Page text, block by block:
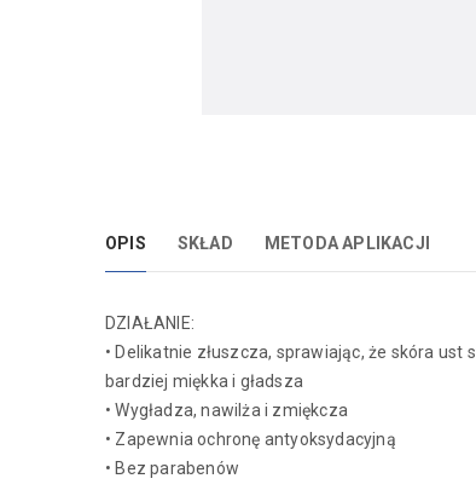
OPIS SKŁAD METODA APLIKACJI
DZIAŁANIE:
• Delikatnie złuszcza, sprawiając, że skóra ust
bardziej miękka i gładsza
• Wygładza, nawilża i zmiękcza
• Zapewnia ochronę antyoksydacyjną
• Bez parabenów